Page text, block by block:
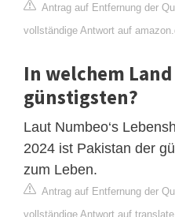
Antrag auf Entfernung der
vollständige Antwort auf
In welchem
günstigsten?
Laut Numbeo‘s
2024 ist Pakistan der
zum Leben.
Antrag auf Entfernung der
vollständige Antwort auf